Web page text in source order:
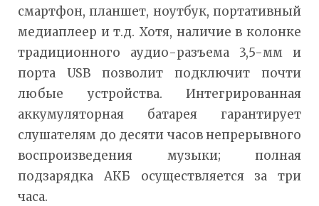
смартфон, планшет, ноутбук, портативный
медиаплеер и т.д. Хотя, наличие в колонке
традиционного аудио-разъема 3,5-мм и
порта USB позволит подключит почти
любые устройства. Интегрированная
аккумуляторная батарея гарантирует
слушателям до десяти часов непрерывного
воспроизведения музыки; полная
подзарядка АКБ осуществляется за три
часа.